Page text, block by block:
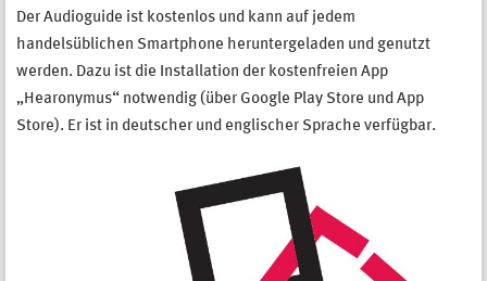
Der Audioguide ist kostenlos und kann auf jedem
handelsüblichen Smartphone heruntergeladen und genutzt
werden. Dazu ist die Installation der kostenfreien App
„Hearonymus“ notwendig (über Google Play Store und App
Store). Er ist in deutscher und englischer Sprache verfügbar.